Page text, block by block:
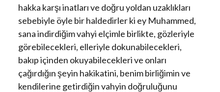
hakka karşı inatları ve doğru yoldan uzaklıkları
sebebiyle öyle bir haldedirler ki ey Muhammed,
sana indirdiğim vahyi elçimle birlikte, gözleriyle
görebilecekleri, elleriyle dokunabilecekleri,
bakıp içinden okuyabilecekleri ve onları
çağırdığın şeyin hakikatini, benim birliğimin ve
kendilerine getirdiğin vahyin doğruluğunu